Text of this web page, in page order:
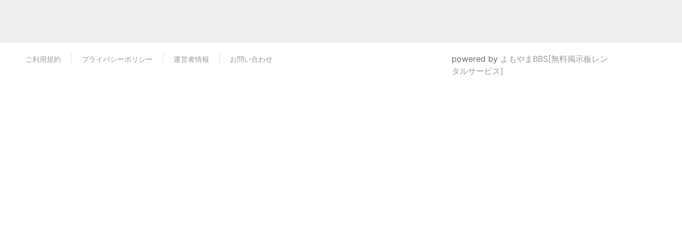
ご利用規約 プライバシーポリシー 運営者情報 お問い合わせ powered by よもやまBBS[無料掲示板レン
タルサービス]